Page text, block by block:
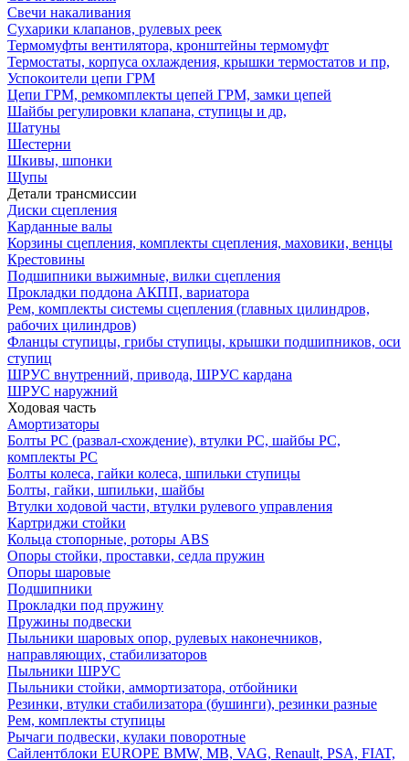
Свечи накаливания
Сухарики клапанов, рулевых реек
Термомуфты вентилятора, кронштейны термомуфт
Термостаты, корпуса охлаждения, крышки термостатов и пр,
Успокоители цепи ГРМ
Цепи ГРМ, ремкомплекты цепей ГРМ, замки цепей
Шайбы регулировки клапана, ступицы и др,
Шатуны
Шестерни
Шкивы, шпонки
Щупы
Детали трансмиссии
Диски сцепления
Карданные валы
Корзины сцепления, комплекты сцепления, маховики, венцы
Крестовины
Подшипники выжимные, вилки сцепления
Прокладки поддона АКПП, вариатора
Рем, комплекты системы сцепления (главных цилиндров,
рабочих цилиндров)
Фланцы ступицы, грибы ступицы, крышки подшипников, оси
ступиц
ШРУС внутренний, привода, ШРУС кардана
ШРУС наружний
Ходовая часть
Амортизаторы
Болты РС (развал-схождение), втулки РС, шайбы РС,
комплекты РС
Болты колеса, гайки колеса, шпильки ступицы
Болты, гайки, шпильки, шайбы
Втулки ходовой части, втулки рулевого управления
Картриджи стойки
Кольца стопорные, роторы ABS
Опоры стойки, проставки, седла пружин
Опоры шаровые
Подшипники
Прокладки под пружину
Пружины подвески
Пыльники шаровых опор, рулевых наконечников,
направляющих, стабилизаторов
Пыльники ШРУС
Пыльники стойки, аммортизатора, отбойники
Резинки, втулки стабилизатора (бушинги), резинки разные
Рем, комплекты ступицы
Рычаги подвески, кулаки поворотные
Сайлентблоки EUROPE BMW, MB, VAG, Renault, PSA, FIAT,